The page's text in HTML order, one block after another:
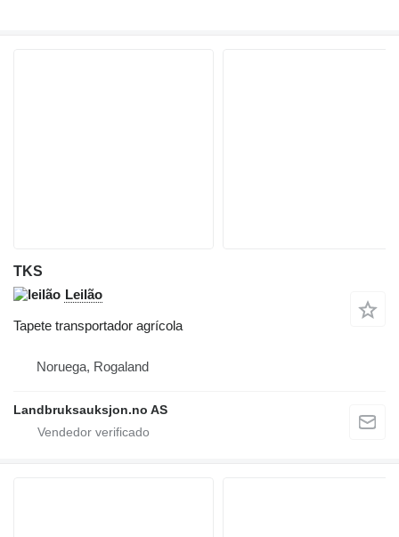
TKS
Leilão
Tapete transportador agrícola
Noruega, Rogaland
Landbruksauksjon.no AS